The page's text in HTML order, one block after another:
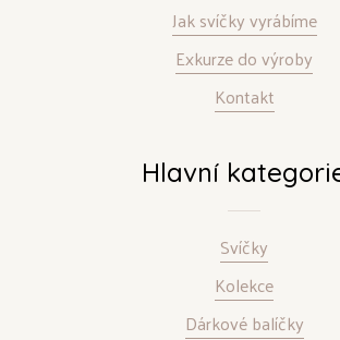
Jak svíčky vyrábíme
Exkurze do výroby
Kontakt
Hlavní
Svíčky
Kolekce
Dárkové balíčky